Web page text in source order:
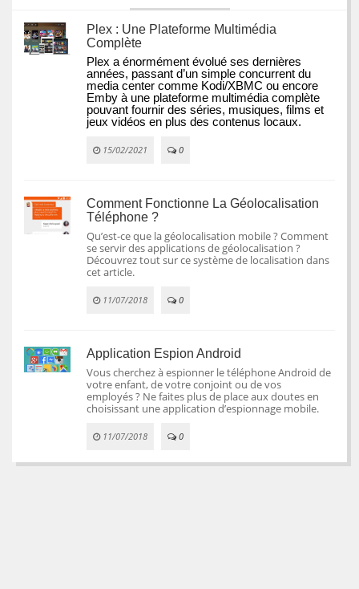
Plex : Une Plateforme Multimédia
Complète
Plex a énormément évolué ses dernières
années, passant d’un simple concurrent du
media center comme Kodi/XBMC ou encore
Emby à une plateforme multimédia complète
pouvant fournir des séries, musiques, films et
jeux vidéos en plus des contenus locaux.
15/02/2021 0
Comment Fonctionne La Géolocalisation
Téléphone ?
Qu’est-ce que la géolocalisation mobile ? Comment
se servir des applications de géolocalisation ?
Découvrez tout sur ce système de localisation dans
cet article.
11/07/2018 0
Application Espion Android
Vous cherchez à espionner le téléphone Android de
votre enfant, de votre conjoint ou de vos
employés ? Ne faites plus de place aux doutes en
choisissant une application d’espionnage mobile.
11/07/2018 0